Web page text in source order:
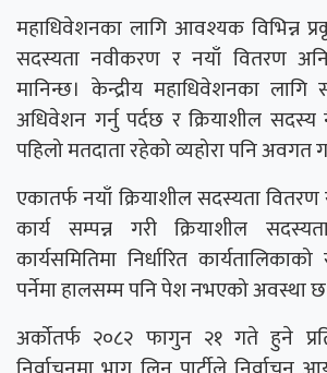
महाधिवेशनका लागि आवश्यक विभिन्न
सदस्यता नवीकरण र नयाँ वितरण
मानिन्छ। केन्द्रीय महाधिवेशनका
अधिवेशन गर्नु पर्दछ र क्रियाशील
पहिलो मतदाता रहेको व्यहोरा पनि अवगत
एकातर्फ नयाँ क्रियाशील सदस्यता
कार्य सम्पन्न गरी क्रियाशील
कार्यसमितिमा निर्धारित
पर्नेमा हालसम्म पनि पेश नभएको अवस्था
अर्कोतर्फ २०८२ फागुन २१ गते हुने